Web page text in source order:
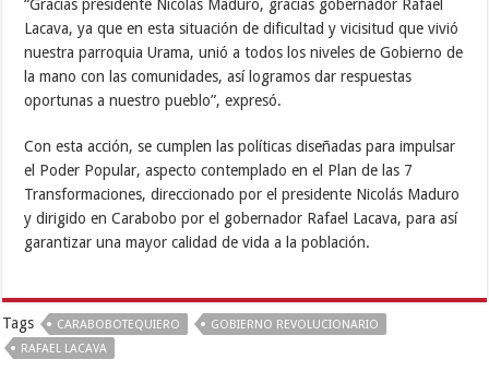
“Gracias presidente Nicolás Maduro, gracias gobernador Rafael
Lacava, ya que en esta situación de dificultad y vicisitud que vivió
nuestra parroquia Urama, unió a todos los niveles de Gobierno de
la mano con las comunidades, así logramos dar respuestas
oportunas a nuestro pueblo”, expresó.
Con esta acción, se cumplen las políticas diseñadas para impulsar
el Poder Popular, aspecto contemplado en el Plan de las 7
Transformaciones, direccionado por el presidente Nicolás Maduro
y dirigido en Carabobo por el gobernador Rafael Lacava, para así
garantizar una mayor calidad de vida a la población.
Tags CARABOBOTEQUIERO
GOBIERNO REVOLUCIONARIO
RAFAEL LACAVA